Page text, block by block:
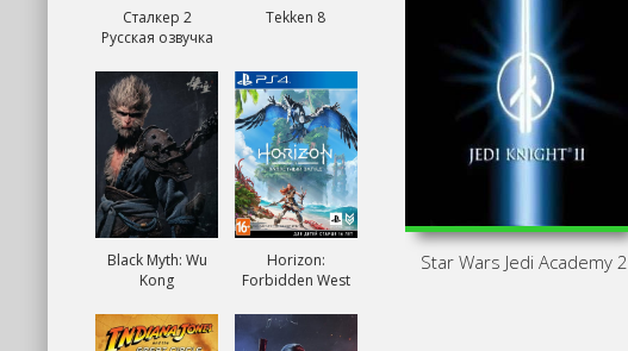
Star Wars Jedi Academy 2
Сталкер 2
Русская озвучка
Tekken 8
Black Myth: Wu
Kong
Horizon:
Forbidden West